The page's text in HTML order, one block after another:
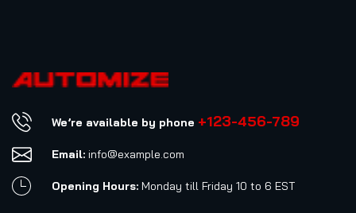
We’re available by phone +123-456-789
Email: info@example.com
Opening Hours: Monday till Friday 10 to 6 EST